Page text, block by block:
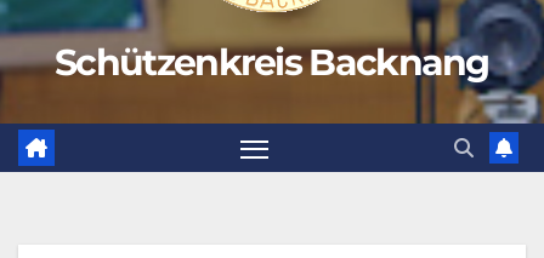
Schützenkreis Backnang